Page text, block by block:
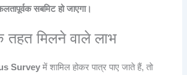
सबमिट हो जाएगा।
मिलने वाले लाभ
Survey में शामिल होकर पात्र पाए जाते हैं, तो